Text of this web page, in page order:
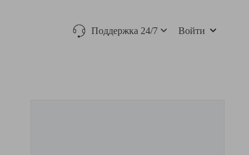
Поддержка 24/7 Войти